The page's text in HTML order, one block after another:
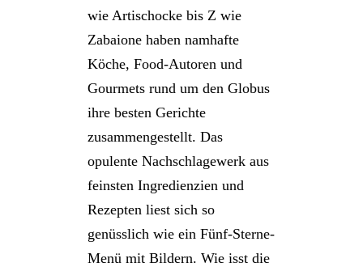
wie Artischocke bis Z wie
Zabaione haben namhafte
Köche, Food-Autoren und
Gourmets rund um den Globus
ihre besten Gerichte
zusammengestellt. Das
opulente Nachschlagewerk aus
feinsten Ingredienzien und
Rezepten liest sich so
genüsslich wie ein Fünf-Sterne-
Menü mit Bildern. Wie isst die